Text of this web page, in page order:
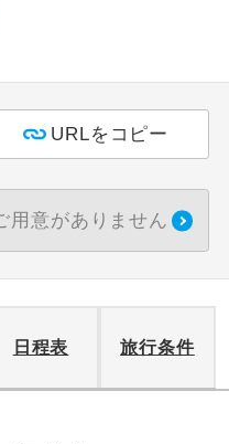
URLをコピー
用意がありません
日程表 旅行条件
バス席を2席利⽤できま